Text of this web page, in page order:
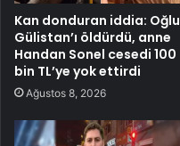
Kan donduran iddia: Oğlu
Gülistan’ı öldürdü, anne
Handan Sonel cesedi 100
bin TL’ye yok ettirdi
Ağustos 8, 2026